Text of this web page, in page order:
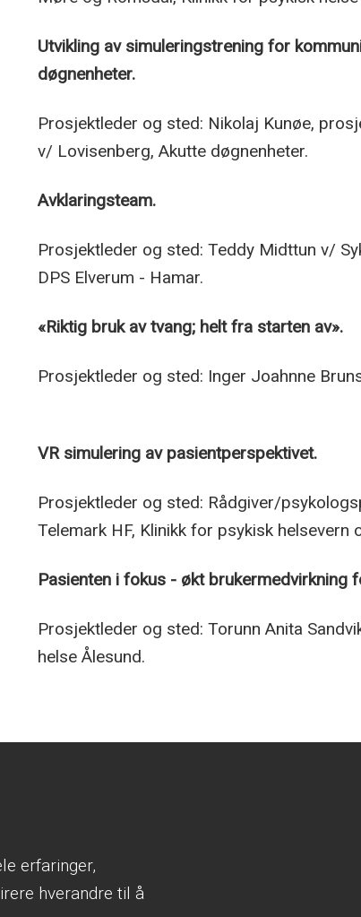
Utvikling av simuleringstrening for
døgnenheter.
Prosjektleder og sted: Nikolaj Kunøe,
v/ Lovisenberg, Akutte døgnenheter.
Avklaringsteam.
Prosjektleder og sted: Teddy Midttun v/
DPS Elverum - Hamar.
«Riktig bruk av tvang; helt fra starten av».
Prosjektleder og sted: Inger Joahnne
VR simulering av pasientperspektivet.
Prosjektleder og sted: Rådgiver/
Telemark HF, Klinikk for psykisk helsevern
Pasienten i fokus - økt
Prosjektleder og sted: Torunn Anita
helse Ålesund.
erfaringer,
hverandre til å